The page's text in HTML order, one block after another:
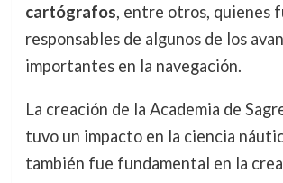
cartógrafos, entre otros, quienes
responsables de algunos de los
importantes en la navegación.
La creación de la Academia de
tuvo un impacto en la ciencia
también fue fundamental en la